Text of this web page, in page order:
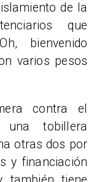
de la
que
bienvenido
varios pesos
contra el
tobillera
otras dos por
y financiación